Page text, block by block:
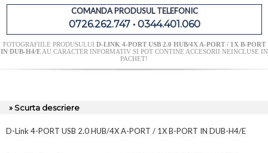
COMANDA PRODUSUL TELEFONIC
0726.262.747 • 0344.401.060
FOTOGRAFIILE PRODUSULUI D-LINK 4-PORT USB 2.0 HUB/4X A-PORT / 1X B-PORT
IN DUB-H4/EAU CARACTER INFORMATIV SI POT CONTINE ACCESORII NEINCLUSE IN
PACHET!
» Scurta descriere
D-Link 4-PORT USB 2.0 HUB/4X A-PORT / 1X B-PORT IN DUB-H4/E